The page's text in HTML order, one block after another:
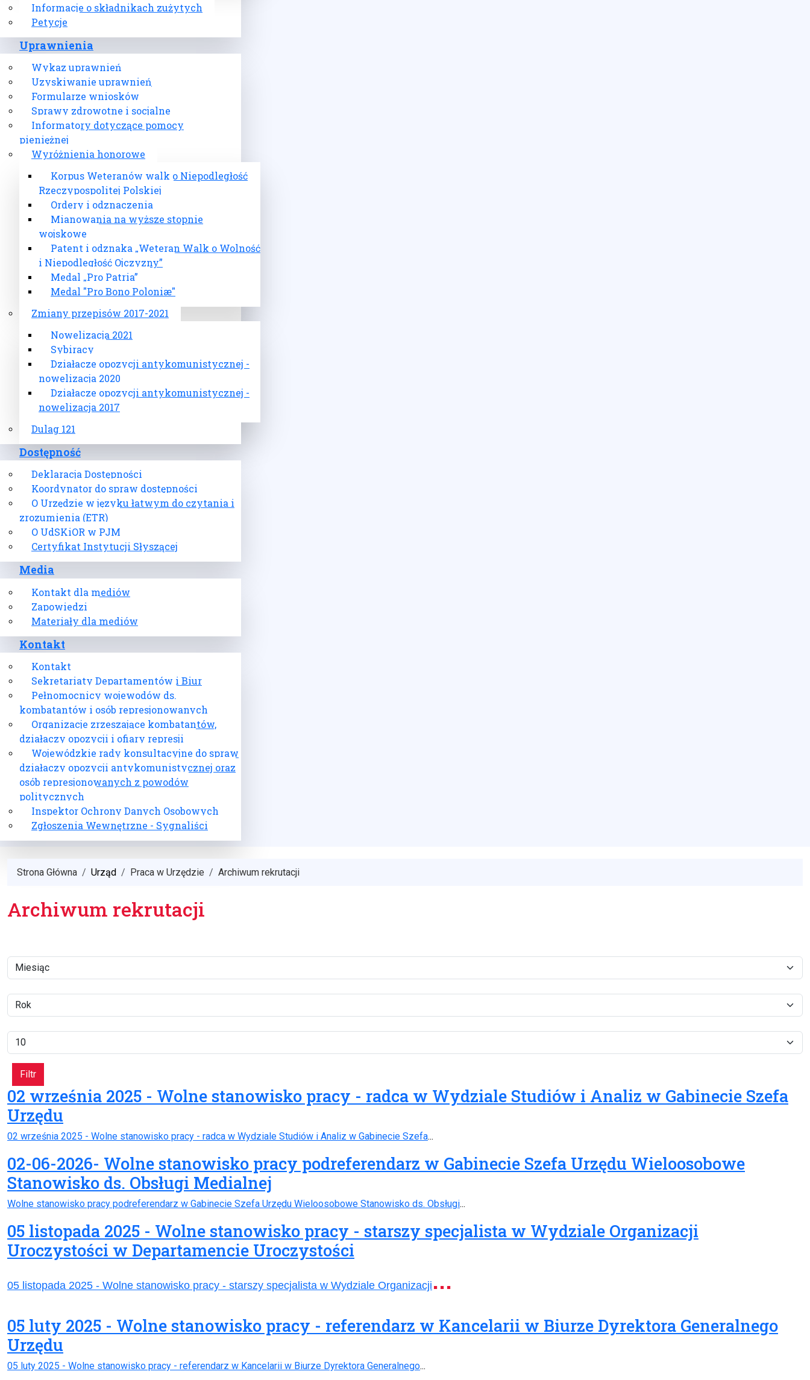
Informacje o składnikach zużytych
Petycje
Uprawnienia
Wykaz uprawnień
Uzyskiwanie uprawnień
Formularze wniosków
Sprawy zdrowotne i socjalne
Informatory dotyczące pomocy
pieniężnej
Wyróżnienia honorowe
Korpus Weteranów walk o Niepodległość
Rzeczypospolitej Polskiej
Ordery i odznaczenia
Mianowania na wyższe stopnie
wojskowe
Patent i odznaka „Weteran Walk o Wolność
i Niepodległość Ojczyzny”
Medal „Pro Patria”
Medal "Pro Bono Poloniæ"
Zmiany przepisów 2017-2021
Nowelizacja 2021
Sybiracy
Działacze opozycji antykomunistycznej -
nowelizacja 2020
Działacze opozycji antykomunistycznej -
nowelizacja 2017
Dulag 121
Dostępność
Deklaracja Dostępności
Koordynator do spraw dostępności
O Urzędzie w języku łatwym do czytania i
zrozumienia (ETR)
O UdSKiOR w PJM
Certyfikat Instytucji Słyszącej
Media
Kontakt dla mediów
Zapowiedzi
Materiały dla mediów
Kontakt
Kontakt
Sekretariaty Departamentów i Biur
Pełnomocnicy wojewodów ds.
kombatantów i osób represjonowanych
Organizacje zrzeszające kombatantów,
działaczy opozycji i ofiary represji
Wojewódzkie rady konsultacyjne do spraw
działaczy opozycji antykomunistycznej oraz
osób represjonowanych z powodów
politycznych
Inspektor Ochrony Danych Osobowych
Zgłoszenia Wewnętrzne - Sygnaliści
Strona Główna Urząd Praca w Urzędzie Archiwum rekrutacji
Archiwum rekrutacji
Filtry
Filtr
02 września 2025 - Wolne stanowisko pracy - radca w Wydziale Studiów i Analiz w Gabinecie Szefa
Urzędu
02 września 2025 - Wolne stanowisko pracy - radca w Wydziale Studiów i Analiz w Gabinecie Szefa...
02-06-2026- Wolne stanowisko pracy podreferendarz w Gabinecie Szefa Urzędu Wieloosobowe
Stanowisko ds. Obsługi Medialnej
Wolne stanowisko pracy podreferendarz w Gabinecie Szefa Urzędu Wieloosobowe Stanowisko ds. Obsługi...
05 listopada 2025 - Wolne stanowisko pracy - starszy specjalista w Wydziale Organizacji
Uroczystości w Departamencie Uroczystości
05 listopada 2025 - Wolne stanowisko pracy - starszy specjalista w Wydziale Organizacji ...
05 luty 2025 - Wolne stanowisko pracy - referendarz w Kancelarii w Biurze Dyrektora Generalnego
Urzędu
05 luty 2025 - Wolne stanowisko pracy - referendarz w Kancelarii w Biurze Dyrektora Generalnego...